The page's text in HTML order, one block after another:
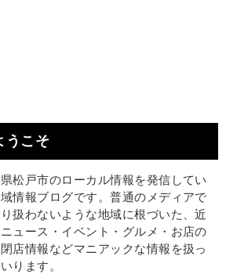
うこそ
松戸市のローカル情報を発信してい
情報ブログです。普通のメディアで
扱わないような地域に根づいた、近
ュース・イベント・グルメ・お店の
店情報などマニアックな情報を扱っ
ります。